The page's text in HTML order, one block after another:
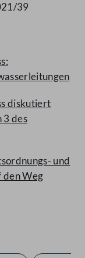
39
diskutiert
3 des
und
den Weg